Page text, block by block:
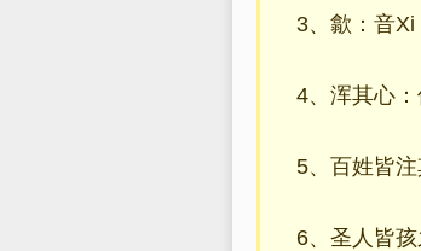
3、歙：音Xi
4、浑其心：
5、百姓皆
6、圣人皆